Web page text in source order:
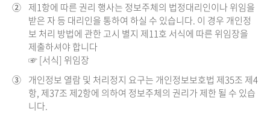
② 제1항에 따른 권리 행사는 정보주체의 법정대리인이나 위임을
받은 자 등 대리인을 통하여 하실 수 있습니다. 이 경우 개인정
보 처리 방법에 관한 고시 별지 제11호 서식에 따른 위임장을
제출하셔야 합니다
☞ [서식] 위임장
③ 개인정보 열람 및 처리정지 요구는 개인정보보호법 제35조 제4
항, 제37조 제2항에 의하여 정보주체의 권리가 제한 될 수 있습
니다.